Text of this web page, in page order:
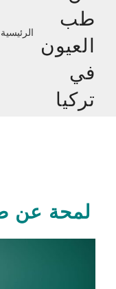
طب
العيون
في
تركيا
الرئيسية
لمحة عن